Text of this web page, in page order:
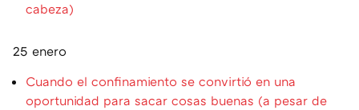
cabeza)
25 enero
Cuando el confinamiento se convirtió en una
oportunidad para sacar cosas buenas (a pesar de